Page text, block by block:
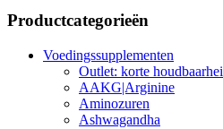
Productcategorieën
Voedingssupplementen
Outlet: korte
AAKG|Arginine
Aminozuren
Ashwagandha